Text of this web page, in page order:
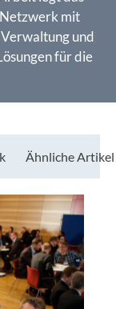
mit
und
für die
Ähnliche Artikel